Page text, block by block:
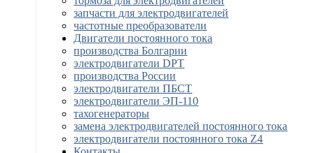
запчасти для электродвигателей
частотные преобразователи
Двигатели постоянного тока
производства Болгарии
электродвигатели DPT
производства России
электродвигатели ПБСТ
электродвигатели ЭП-110
тахогенераторы
замена электродвигателей постоянного тока
электродвигатели постоянного тока Z4